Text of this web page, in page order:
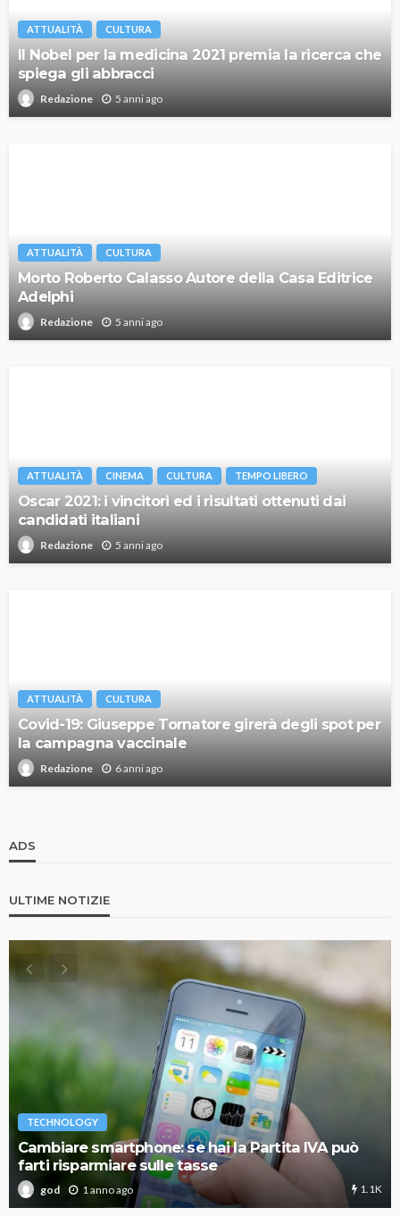
ATTUALITÀ CULTURA
Il Nobel per la medicina 2021 premia la ricerca che
spiega gli abbracci
Redazione 5 anni ago
ATTUALITÀ CULTURA
Morto Roberto Calasso Autore della Casa Editrice
Adelphi
Redazione 5 anni ago
ATTUALITÀ CINEMA CULTURA TEMPO LIBERO
Oscar 2021: i vincitori ed i risultati ottenuti dai
candidati italiani
Redazione 5 anni ago
ATTUALITÀ CULTURA
Covid-19: Giuseppe Tornatore girerà degli spot per
la campagna vaccinale
Redazione 6 anni ago
ADS
ULTIME NOTIZIE
TECHNOLOGY
Cambiare smartphone: se hai la Partita IVA può
farti risparmiare sulle tasse
god 1 anno ago 1.1K